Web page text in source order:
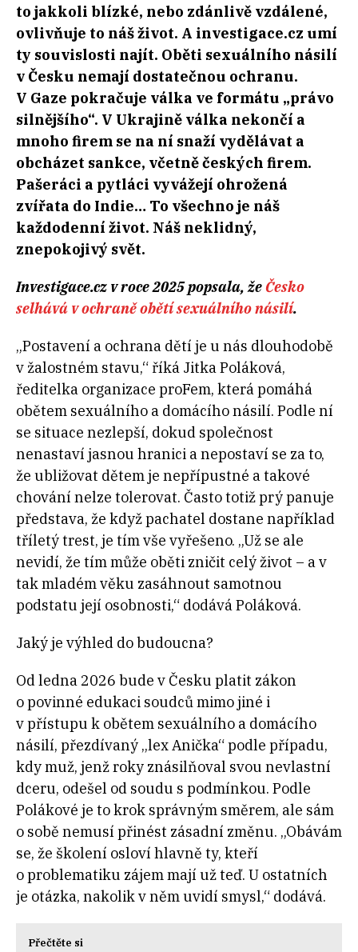
to jakkoli blízké, nebo zdánlivě vzdálené,
ovlivňuje to náš život. A investigace.cz umí
ty souvislosti najít. Oběti sexuálního násilí
v Česku nemají dostatečnou ochranu.
V Gaze pokračuje válka ve formátu „právo
silnějšího“. V Ukrajině válka nekončí a
mnoho firem se na ní snaží vydělávat a
obcházet sankce, včetně českých firem.
Pašeráci a pytláci vyvážejí ohrožená
zvířata do Indie… To všechno je náš
každodenní život. Náš neklidný,
znepokojivý svět.
Investigace.cz v roce 2025 popsala, žeČesko
selhává v ochraně obětí sexuálního násilí.
„Postavení a ochrana dětí je u nás dlouhodobě
v žalostném stavu,“ říká Jitka Poláková,
ředitelka organizace proFem, která pomáhá
obětem sexuálního a domácího násilí. Podle ní
se situace nezlepší, dokud společnost
nenastaví jasnou hranici a nepostaví se za to,
že ubližovat dětem je nepřípustné a takové
chování nelze tolerovat. Často totiž prý panuje
představa, že když pachatel dostane například
tříletý trest, je tím vše vyřešeno. „Už se ale
nevidí, že tím může oběti zničit celý život – a v
tak mladém věku zasáhnout samotnou
podstatu její osobnosti,“ dodává Poláková.
Jaký je výhled do budoucna?
Od ledna 2026 bude v Česku platit zákon
o povinné edukaci soudců mimo jiné i
v přístupu k obětem sexuálního a domácího
násilí, přezdívaný „lex Anička“ podle případu,
kdy muž, jenž roky znásilňoval svou nevlastní
dceru, odešel od soudu s podmínkou. Podle
Polákové je to krok správným směrem, ale sám
o sobě nemusí přinést zásadní změnu. „Obávám
se, že školení osloví hlavně ty, kteří
o problematiku zájem mají už teď. U ostatních
je otázka, nakolik v něm uvidí smysl,“ dodává.
Přečtěte si